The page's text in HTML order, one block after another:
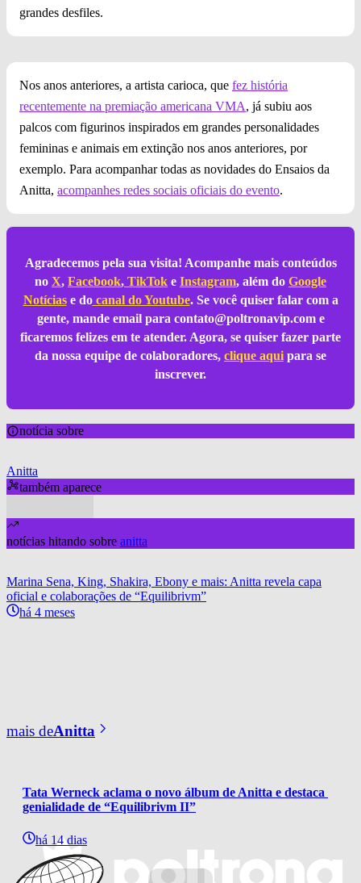
grandes desfiles.
Nos anos anteriores, a artista carioca, que fez história
recentemente na premiação americana VMA, já subiu aos
palcos com figurinos inspirados em grandes personalidades
femininas e animais em extinção nos anos anteriores, por
exemplo. Para acompanhar todas as novidades do Ensaios da
Anitta, acompanhes redes sociais oficiais do evento.
Agradecemos pela sua visita! Acompanhe mais conteúdos
no X, Facebook, TikTok e Instagram, além do Google
Notíciase docanal do Youtube. Se você quiser falar com a
gente, mande email para contato@poltronavip.come
ficaremos felizes em te atender. Agora, se quiser fazer parte
da nossa equipe de colaboradores, clique aqui para se
inscrever.
notícia sobre
Anitta
também aparece
notícias hitando sobre anitta
Marina Sena, King, Shakira, Ebony e mais: Anitta revela capa
oficial e colaborações de “Equilibrivm”
há 4 meses
mais deAnitta
Tata Werneck aclama o novo álbum de Anitta e destaca
genialidade de “Equilibrivm II”
há 14 dias